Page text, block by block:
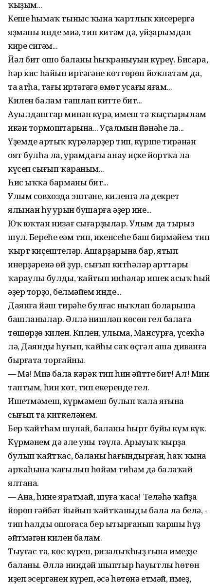
ҡыҙым...
Кеше һымаҡ тыныс ҡына ҡартлыҡ кисерергә
яҙманы инде миңә, тип китәм дә, уйҙарымдан
кире сигәм...
Йәл бит ошо баланың һыҡраныуын күреү. Бисара,
һәр кис һайын иртәгәне көттөрөп йоҡлатам да,
таң атһа, тағы иртәгәгә өмөт усағы яғам...
Килен балам ташлап китте бит...
Ауылдаштар минән күрә, имеш тә ҡыҫтырылам
икән тормоштарына... Уҫалмын йәнәһе лә...
Үҙемде артыҡ күрәләрҙер тип, күрше тирәнән
оят булһа ла, урамдағы анау иҫке йортҡа ла
күсеп сығып ҡараным...
Һис ыҡҡа барманы бит...
Улым совхозда эштәне, киленгә лә декрет
ялынан һуң урын бушарға әҙер ине...
Юҡ юҡтан низағ сығарҙылар. Улым да тырыз
шул. Береһе еңәм тип, икенсеһе баш бирмәйем тип
ҡырт киҫештеләр. Ашарҙарына бар, ятып
инерҙәренә өй ҙур, сығып китһәләр арттары
ҡараулы булды, ҡайтып инһәләр ишек асыҡ һый
әҙер торҙо, белмәйем инде...
Даянға йәш тирәһе булғас ныҡлап боларыша
башланылар. Әллә нишләп көсөн гел балаға
төшөрҙө килен. Килен, улыма, Мансурға, үсекһә
лә, Даянды һуғып, ҡайһы саҡ өҫтәл аша диванға
бырғата торғайны.
— Мә! Миңә бала кәрәк тип һин әйттең бит! Ал! Мин
таптым, һин көт, тип екеренде гел.
Ишетмәмеш, күрмәмеш булып ҡала яғына
сығып та киткеләнем.
Бер ҡайтһам шулай, баланың һырт буйы күм күк.
Күрмәнем дә әле уны тәүлә. Арыуыҡ ҡырҙа
булып ҡайтҡас, баланы һағындырған, һаҡ ҡына
арҡаһына ҡағылып һөйәм тиһәм дә балаҡай
ялтана.
— Ана, һине яратмай, шуға ҡаса! Теләһә ҡайҙа
йөрөп ғәйбәт йыйып ҡайтҡаныңды бала ла белә, -
тип һалды ошоғаса бер ытырғанып ҡаршы һүҙ
әйтмәгән килен балам.
Тыуғас та, көс күреп, ризалыҡһыҙ ғына имеҙҙе
баланы. Әллә ниндәй шыптыр һауытлы һөтөн
иҙеп эсергәнен күреп, әсә һөтөнә етмәй, имеҙ,